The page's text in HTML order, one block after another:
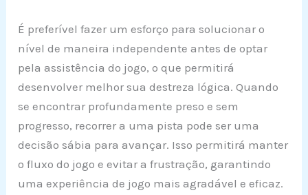
É preferível fazer um esforço para solucionar o
nível de maneira independente antes de optar
pela assistência do jogo, o que permitirá
desenvolver melhor sua destreza lógica. Quando
se encontrar profundamente preso e sem
progresso, recorrer a uma pista pode ser uma
decisão sábia para avançar. Isso permitirá manter
o fluxo do jogo e evitar a frustração, garantindo
uma experiência de jogo mais agradável e eficaz.